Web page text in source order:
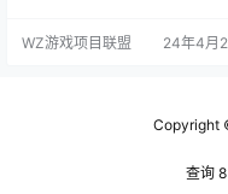
成绩。对于许多80、90后游戏玩
戏，而是段青春回忆。没错，它
改造，短时间内就引燃了整个网
圈，成为当时最受热捧的游戏之
WZ游戏项目联盟 24年4月
Copyright
查询